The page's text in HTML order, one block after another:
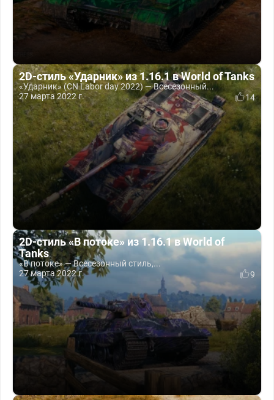
2D-стиль «Ударник» из 1.16.1 в World of Tanks
«Ударник» (CN Labor day 2022) — Всесезонный...
27 марта 2022 г.
14
2D-стиль «В потоке» из 1.16.1 в World of
Tanks
«В потоке» — Всесезонный стиль,...
27 марта 2022 г.
9